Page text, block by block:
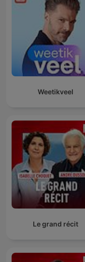
Weetikveel
Le grand récit